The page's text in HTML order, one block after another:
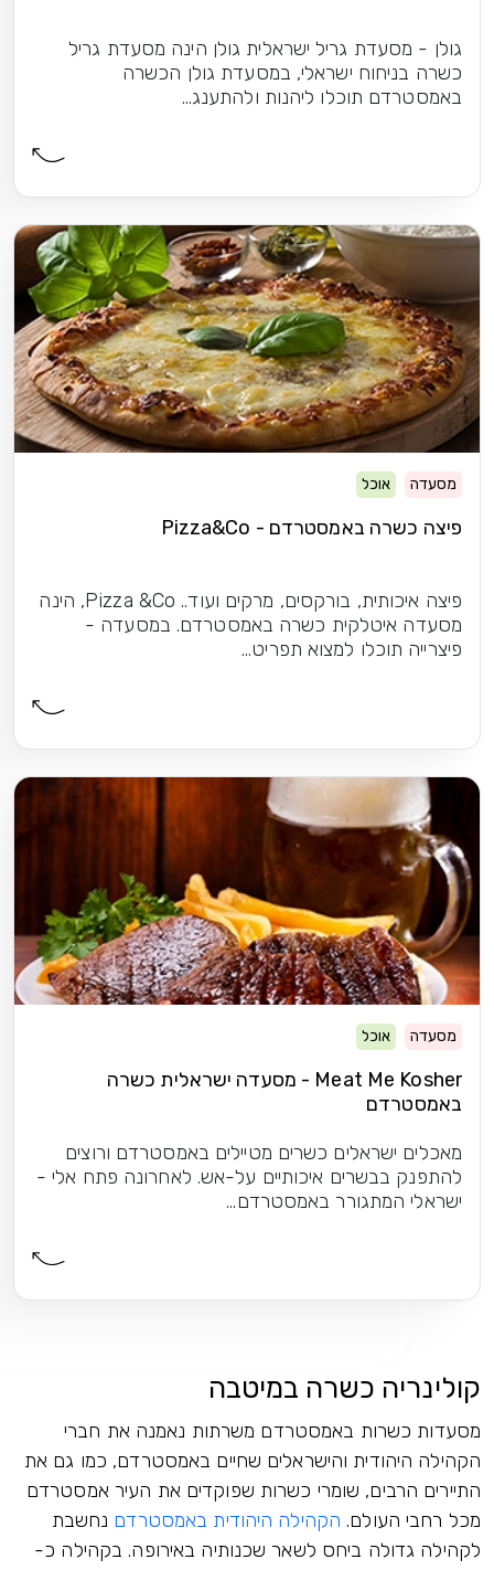
גולן - מסעדת גריל ישראלית גולן הינה מסעדת גריל
כשרה בניחוח ישראלי, במסעדת גולן הכשרה
באמסטרדם תוכלו ליהנות ולהתענג...
מסעדה אוכל
פיצה כשרה באמסטרדם - Pizza&Co
פיצה איכותית, בורקסים, מרקים ועוד.. Pizza &Co, הינה
מסעדה איטלקית כשרה באמסטרדם. במסעדה -
פיצרייה תוכלו למצוא תפריט...
מסעדה אוכל
Meat Me Kosher - מסעדה ישראלית כשרה
באמסטרדם
מאכלים ישראלים כשרים מטיילים באמסטרדם ורוצים
להתפנק בבשרים איכותיים על-אש. לאחרונה פתח אלי -
ישראלי המתגורר באמסטרדם...
קולינריה כשרה במיטבה
מסעדות כשרות באמסטרדם משרתות נאמנה את חברי
הקהילה היהודית והישראלים שחיים באמסטרדם, כמו גם את
התיירים הרבים, שומרי כשרות שפוקדים את העיר אמסטרדם
מכל רחבי העולם. הקהילה היהודית באמסטרדם נחשבת
לקהילה גדולה ביחס לשאר שכנותיה באירופה. בקהילה כ-